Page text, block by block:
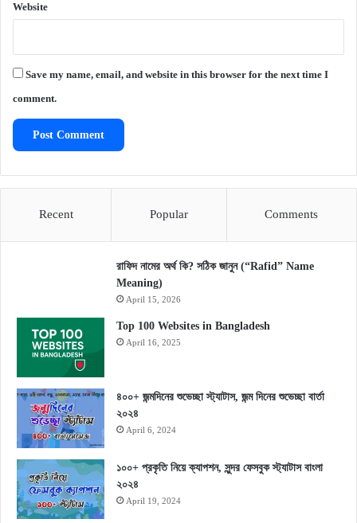
Website
Save my name, email, and website in this browser for the next time I
comment.
Recent Popular Comments
রাফিদ নামের অর্থ কি? সঠিক জানুন (“Rafid” Name
Meaning)
April 15, 2026
Top 100 Websites in Bangladesh
April 16, 2025
৪০০+ জন্মদিনের শুভেচ্ছা স্ট্যাটাস, জন্ম দিনের শুভেচ্ছা বার্তা
২০২৪
April 6, 2024
১০০+ প্রকৃতি নিয়ে ক্যাপশন, সুন্দর ফেসবুক স্ট্যাটাস বাংলা
২০২৪
April 19, 2024